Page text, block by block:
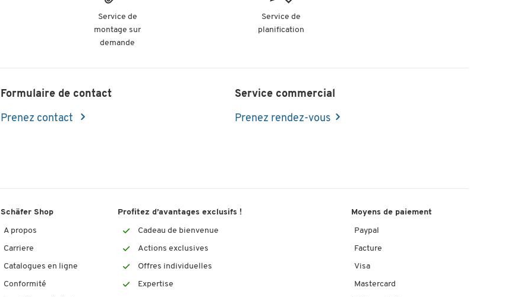
Service de
montage sur
demande
Service de
planification
Formulaire de contact
Prenez contact
Service commercial
Prenez rendez-vous
Schäfer Shop
A propos
Carriere
Catalogues en ligne
Conformité
Profitez d’avantages exclusifs !
Cadeau de bienvenue
Actions exclusives
Offres individuelles
Expertise
Moyens de paiement
Paypal
Facture
Visa
Mastercard